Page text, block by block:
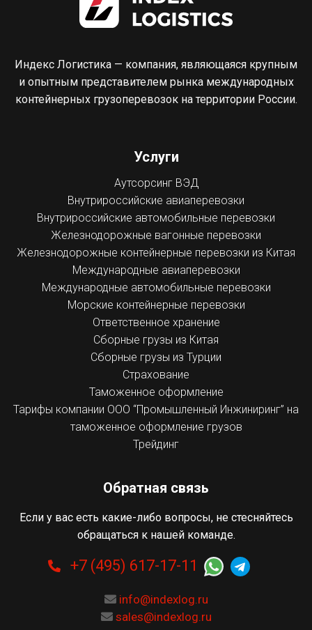
Индекс Логистика — компания, являющаяся крупным
и опытным представителем рынка международных
контейнерных грузоперевозок на территории России.
Услуги
Аутсорсинг ВЭД
Внутрироссийские авиаперевозки
Внутрироссийские автомобильные перевозки
Железнодорожные вагонные перевозки
Железнодорожные контейнерные перевозки из Китая
Международные авиаперевозки
Международные автомобильные перевозки
Морские контейнерные перевозки
Ответственное хранение
Сборные грузы из Китая
Сборные грузы из Турции
Страхование
Таможенное оформление
Тарифы компании ООО “Промышленный Инжиниринг” на
таможенное оформление грузов
Трейдинг
Обратная связь
Если у вас есть какие-либо вопросы, не стесняйтесь
обращаться к нашей команде.
+7 (495) 617-17-11
info@indexlog.ru
sales@indexlog.ru